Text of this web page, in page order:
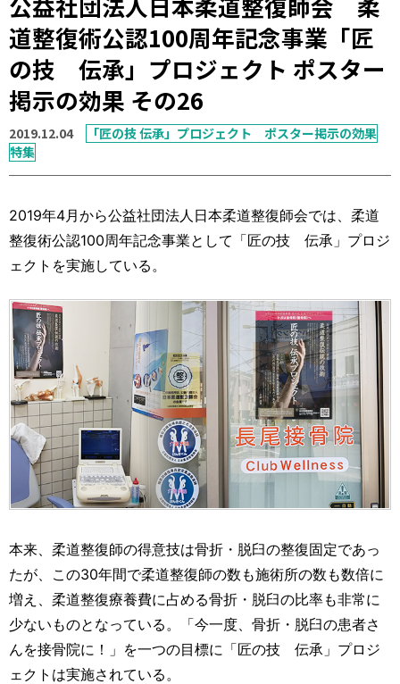
学会・セミナー情報
プライバシーポリシー サイトマップ
運営元
道整復術公認100周年記念事業「匠
の技 伝承」プロジェクト ポスター
掲示の効果 その26
2019.12.04
「匠の技 伝承」プロジェクト ポスター掲示の効果
特集
2019年4月から公益社団法人日本柔道整復師会では、柔道
整復術公認100周年記念事業として「匠の技 伝承」プロジ
ェクトを実施している。
本来、柔道整復師の得意技は骨折・脱臼の整復固定であっ
たが、この30年間で柔道整復師の数も施術所の数も数倍に
増え、柔道整復療養費に占める骨折・脱臼の比率も非常に
少ないものとなっている。「今一度、骨折・脱臼の患者さ
んを接骨院に！」を一つの目標に「匠の技 伝承」プロジ
ェクトは実施されている。